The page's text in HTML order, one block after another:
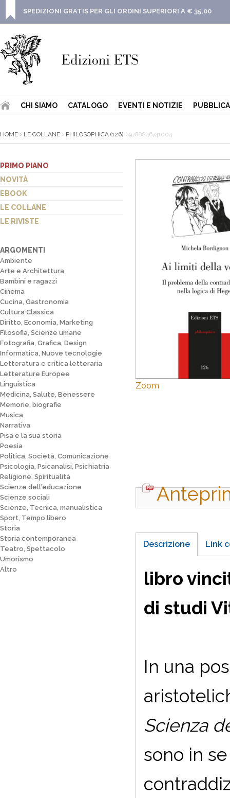
SPEDIZIONI GRATIS PER GLI ORDINI SUPERIORI A € 35,00
CHI SIAMO CATALOGO EVENTI E NOTIZIE
HOME LE COLLANE PHILOSOPHICA (126) 9788846741004
PRIMO PIANO
NOVITÀ
EBOOK
LE COLLANE
LE RIVISTE
ARGOMENTI
Ambiente
Arte e Architettura
Bambini e ragazzi
Cinema
Cucina, Gastronomia
Cultura Classica
Diritto, Economia, Marketing
Filosofia, Scienze umane
Fotografia, Grafica, Design
Informatica, Nuove tecnologie
Letteratura e critica letteraria
Letterature Europee
Linguistica
Medicina, Salute, Benessere
Memorie, biografie
Musica
Narrativa
Pisa e la sua storia
Poesia
Politica, Società, Comunicazione
Psicologia, Psicanalisi, Psichiatria
Religione, Spiritualità
Scienze dell'educazione
Scienze sociali
Scienze, Tecnica, manualistica
Sport, Tempo libero
Storia
Storia contemporanea
Teatro, Spettacolo
Umorismo
Altro
Zoom
Descrizione Link
libro
di studi
In una
Scienza
sono in